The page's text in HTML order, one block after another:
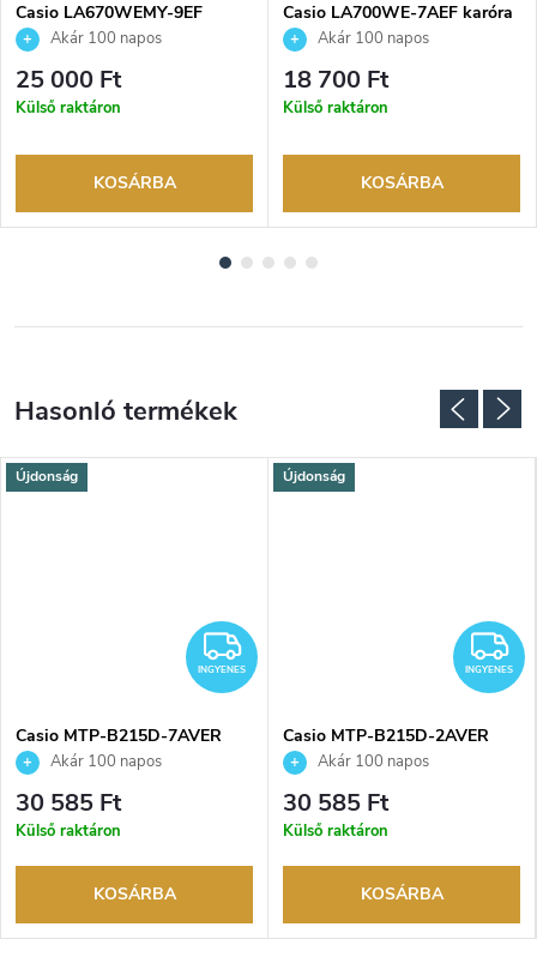
Casio LA670WEMY-9EF
karóraAkár 100 napos
visszaküldési lehetőség. Hivatalos
márkakereskedő.
25 000 Ft
Külső raktáron
KOSÁRBA
Casio LA700WE-7AEF karóra
Akár 100 napos
visszaküldési lehetőség. Hivatalos
márkakereskedő.
18 700 Ft
Külső raktáron
KOSÁRBA
Újdonság
INGYENES
INGYENES
Casio MTP-B215D-7AVER
karóraAkár 100 napos
visszaküldési lehetőség. Hivatalos
márkakereskedő.
30 585 Ft
Külső raktáron
KOSÁRBA
Újdonság
INGYENES
Casio MTP-B215D-2AVER
karóraAkár 100 napos
visszaküldési lehetőség. Hivatalos
márkakereskedő.
30 585 Ft
Külső raktáron
KOSÁRBA